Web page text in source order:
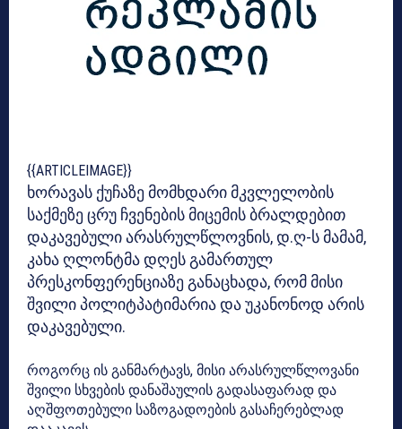
{{ARTICLEIMAGE}}
ხორავას ქუჩაზე მომხდარი მკვლელობის
საქმეზე ცრუ ჩვენების მიცემის ბრალდებით
დაკავებული არასრულწლოვნის, დ.ღ-ს მამამ,
კახა ღლონტმა დღეს გამართულ
პრესკონფერენციაზე განაცხადა, რომმისი
შვილიპოლიტპატიმარია დაუკანონოდ არის
დაკავებული.
როგორც ის განმარტავს, მისი არასრულწლოვანი
შვილი სხვების დანაშაულის გადასაფარად და
აღშფოთებული საზოგადოების გასაჩერებლად